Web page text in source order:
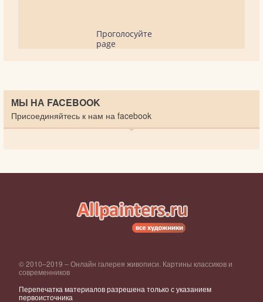
Проголосуйте
page
МЫ НА FACEBOOK
Присоединяйтесь к нам на facebook
© 2010–2019 – Онлайн галерея живописи. Картины классиков и
современников
Перепечатка материалов разрешена только с указанием
первоисточника